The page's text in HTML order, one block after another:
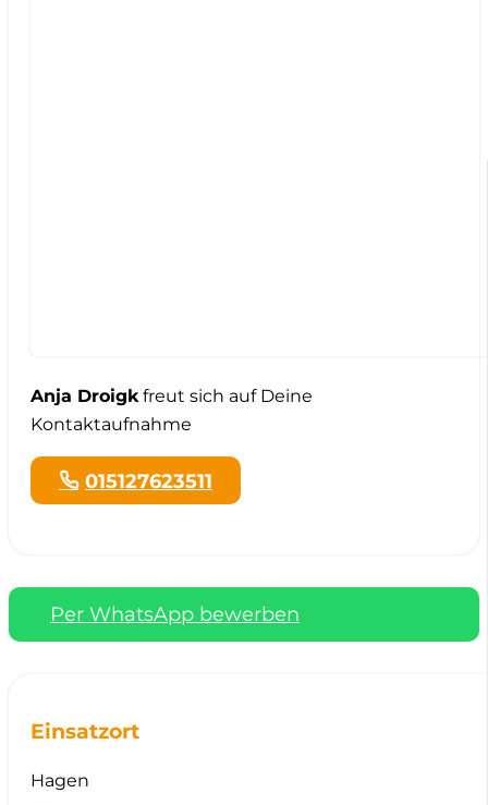
Anja Droigkfreut sich auf Deine
Kontaktaufnahme
015127623511
Per WhatsApp bewerben
Einsatzort
Hagen